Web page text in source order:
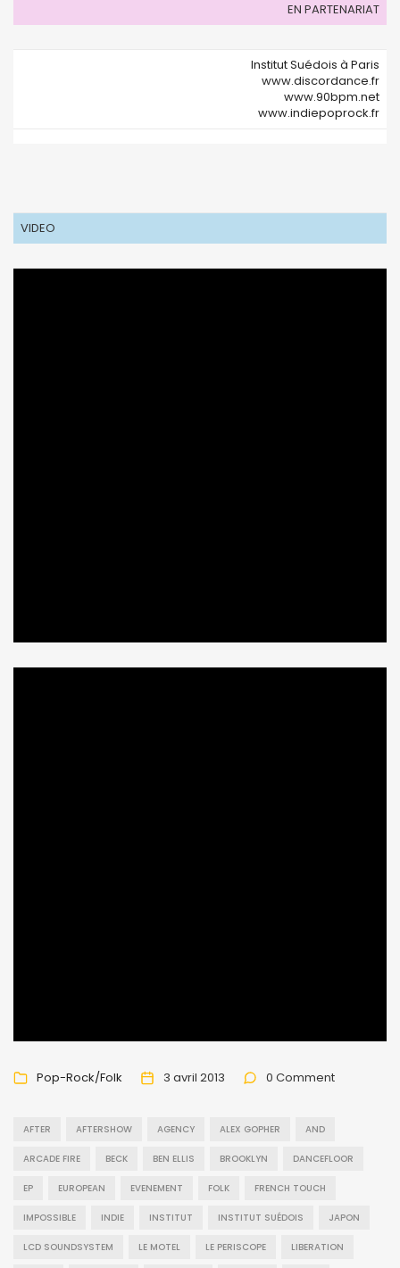
EN PARTENARIAT
Institut Suédois à Paris
www.discordance.fr
www.90bpm.net
www.indiepoprock.fr
VIDEO
Pop-Rock/Folk 3 avril 2013 0 Comment
AFTER AFTERSHOW AGENCY ALEX GOPHER AND
ARCADE FIRE BECK BEN ELLIS BROOKLYN DANCEFLOOR
EP EUROPEAN EVENEMENT FOLK FRENCH TOUCH
IMPOSSIBLE INDIE INSTITUT INSTITUT SUÉDOIS JAPON
LCD SOUNDSYSTEM LE MOTEL LE PERISCOPE LIBERATION